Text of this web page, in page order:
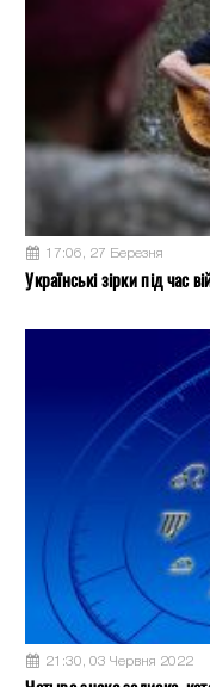
17:06, 27 Березня
Українські зірки під час
21:30, 03 Червня 2022